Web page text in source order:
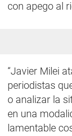
con apego al
“Javier Milei
periodistas
o analizar la
en una
lamentable